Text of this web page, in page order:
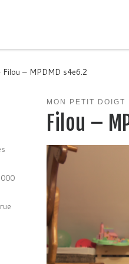
Filou – MPDMD s4e6.2
MON PETIT DOIGT
Filou –